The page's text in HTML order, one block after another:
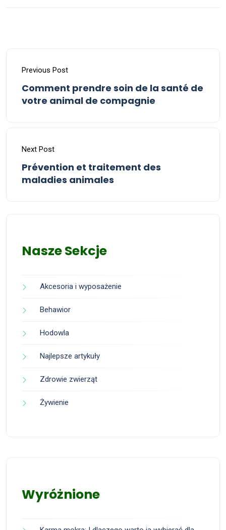
Previous Post
Comment prendre soin de la santé de
votre animal de compagnie
Next Post
Prévention et traitement des
maladies animales
Nasze Sekcje
Akcesoria i wyposażenie
Behawior
Hodowla
Najlepsze artykuły
Zdrowie zwierząt
Żywienie
Wyróżnione